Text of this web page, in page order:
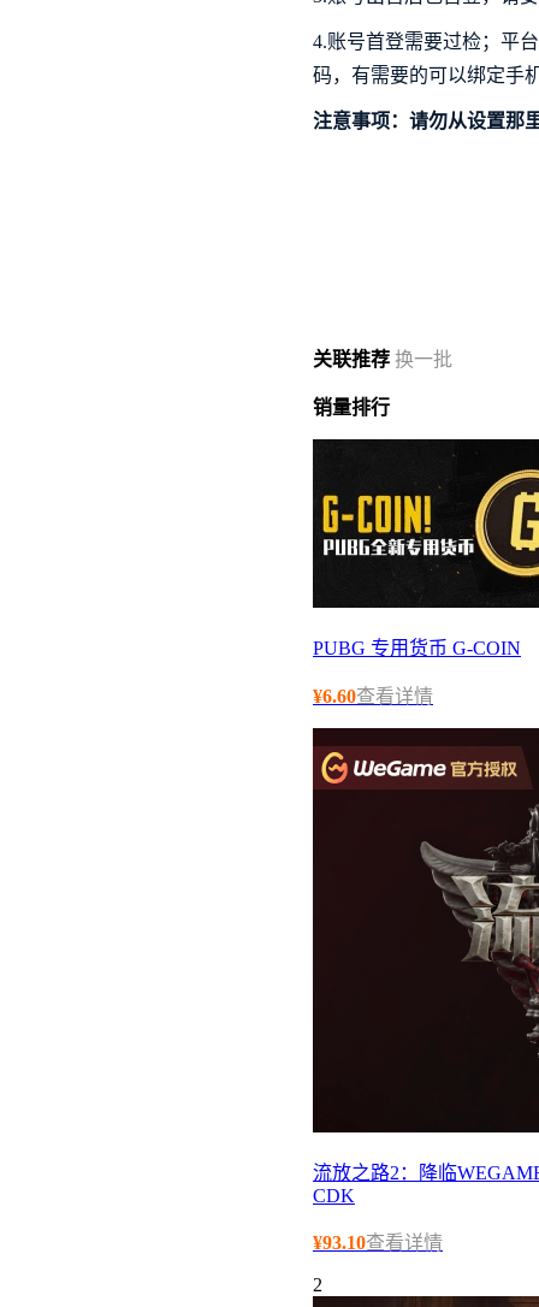
4.账号首登需要过检；平
码，有需要的可以绑定手
注意事项：请勿从设置那
关联推荐 换一批
销量排行
PUBG 专用货币 G-COIN
¥6.60查看详情
流放之路2：降临
CDK
¥93.10查看详情
2